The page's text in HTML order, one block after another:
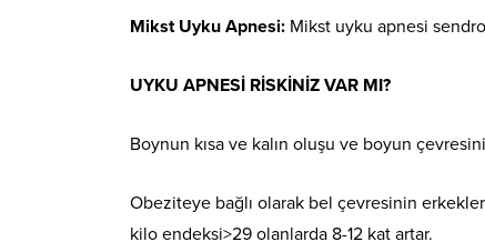
Mikst Uyku Apnesi: Mikst uyku apnesi
UYKU APNESİ RİSKİNİZ VAR MI?
Boynun kısa ve kalın oluşu ve boyun
Obeziteye bağlı olarak bel çevresinin
kilo endeksi>29 olanlarda 8-12 kat artar.